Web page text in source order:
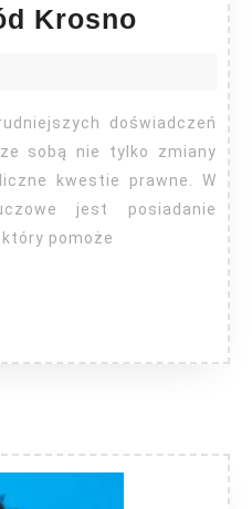
Krosno
rozwód
Krosno
sobą nie tylko zmiany
kwestie prawne. W
jest posiadanie
pomoże